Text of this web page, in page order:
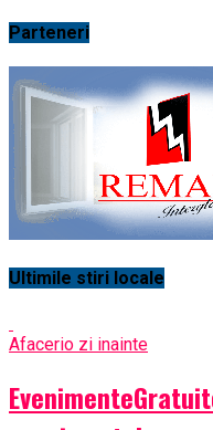
Parteneri
Ultimile stiri locale
Afacerio zi inainte